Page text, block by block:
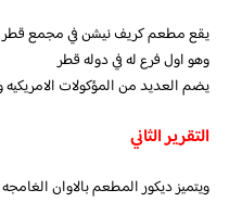
يقع مطعم كريف نيشن في مجمع
وهو اول فرع له في دوله قطر
يضم العديد من المؤكولات الامريكيه
التقرير الثاني
ويتميز ديكور المطعم بالاوان